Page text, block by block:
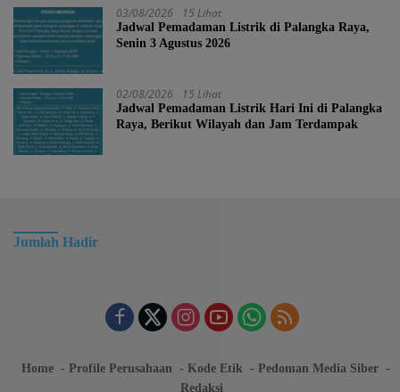
03/08/2026 15 Lihat
Jadwal Pemadaman Listrik di Palangka Raya,
Senin 3 Agustus 2026
02/08/2026 15 Lihat
Jadwal Pemadaman Listrik Hari Ini di Palangka
Raya, Berikut Wilayah dan Jam Terdampak
Jumlah Hadir
Home Profile Perusahaan Kode Etik
Pedoman Media Siber
Redaksi